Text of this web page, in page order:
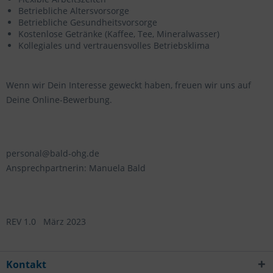
Betriebliche Altersvorsorge
Betriebliche Gesundheitsvorsorge
Kostenlose Getränke (Kaffee, Tee, Mineralwasser)
Kollegiales und vertrauensvolles Betriebsklima
Wenn wir Dein Interesse geweckt haben, freuen wir uns auf
Deine Online-Bewerbung.
personal@bald-ohg.de
Ansprechpartnerin: Manuela Bald
REV 1.0 März 2023
Kontakt